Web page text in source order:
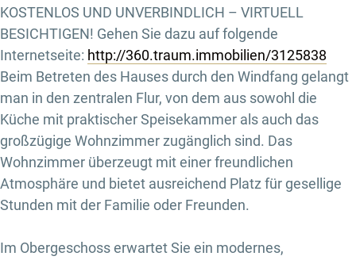
KOSTENLOS UND UNVERBINDLICH – VIRTUELL
BESICHTIGEN! Gehen Sie dazu auf folgende
Internetseite: http://360.traum.immobilien/3125838
Beim Betreten des Hauses durch den Windfang gelangt
man in den zentralen Flur, von dem aus sowohl die
Küche mit praktischer Speisekammer als auch das
großzügige Wohnzimmer zugänglich sind. Das
Wohnzimmer überzeugt mit einer freundlichen
Atmosphäre und bietet ausreichend Platz für gesellige
Stunden mit der Familie oder Freunden.
Im Obergeschoss erwartet Sie ein modernes,